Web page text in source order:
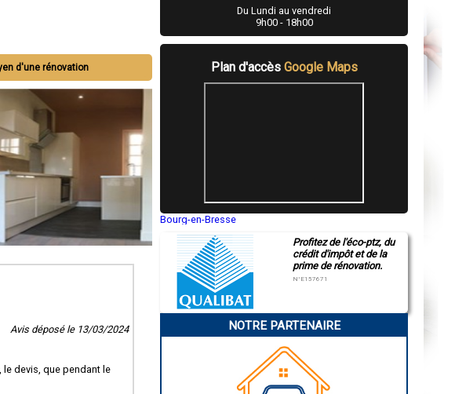
d'une rénovation
Avis déposé le 13/03/2024
devis, que pendant le
Du Lundi au vendredi
9h00 - 18h00
Plan d'accès Google Maps
Bourg-en-Bresse
Montluçon
Manosque
Gap
Charleville-Mézières
Pamiers
Narbonne
Profitez de l'éco-ptz, du
crédit d'impôt et de la
prime de rénovation.
N°E157671
NOTRE PARTENAIRE